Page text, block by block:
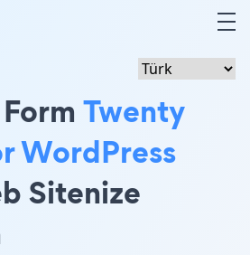
Twenty
WordPress
Sitenize